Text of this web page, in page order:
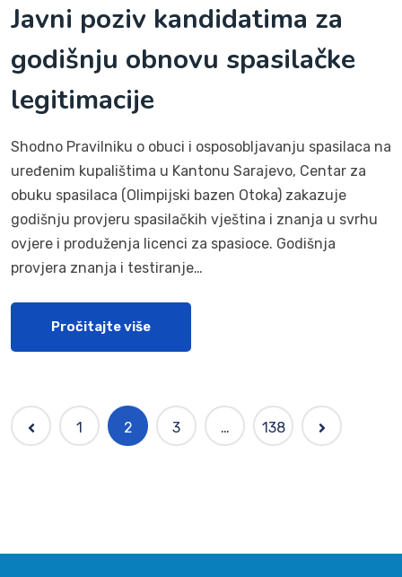
Javni poziv kandidatima za
godišnju obnovu spasilačke
legitimacije
Shodno Pravilniku o obuci i osposobljavanju spasilaca na
uređenim kupalištima u Kantonu Sarajevo, Centar za
obuku spasilaca (Olimpijski bazen Otoka) zakazuje
godišnju provjeru spasilačkih vještina i znanja u svrhu
ovjere i produženja licenci za spasioce. Godišnja
provjera znanja i testiranje…
Pročitajte više
1 2 3 … 138